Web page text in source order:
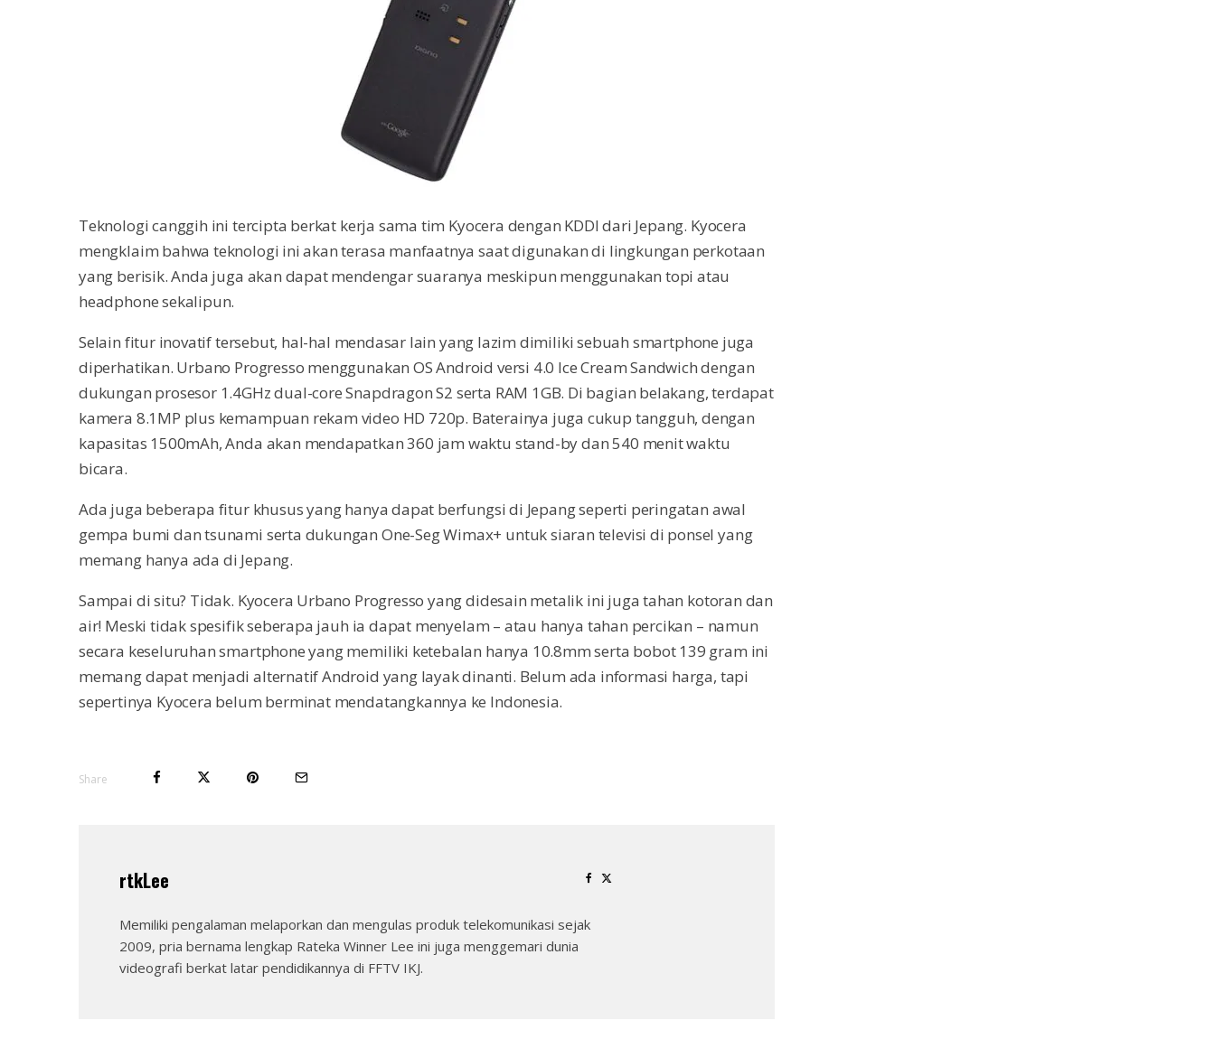
Teknologi canggih ini tercipta berkat kerja sama tim Kyocera dengan KDDI dari Jepang. Kyocera
mengklaim bahwa teknologi ini akan terasa manfaatnya saat digunakan di lingkungan perkotaan
yang berisik. Anda juga akan dapat mendengar suaranya meskipun menggunakan topi atau
headphone sekalipun.
Selain fitur inovatif tersebut, hal-hal mendasar lain yang lazim dimiliki sebuah smartphone juga
diperhatikan. Urbano Progresso menggunakan OS Android versi 4.0 Ice Cream Sandwich dengan
dukungan prosesor 1.4GHz dual-core Snapdragon S2 serta RAM 1GB. Di bagian belakang, terdapat
kamera 8.1MP plus kemampuan rekam video HD 720p. Baterainya juga cukup tangguh, dengan
kapasitas 1500mAh, Anda akan mendapatkan 360 jam waktu stand-by dan 540 menit waktu
bicara.
Ada juga beberapa fitur khusus yang hanya dapat berfungsi di Jepang seperti peringatan awal
gempa bumi dan tsunami serta dukungan One-Seg Wimax+ untuk siaran televisi di ponsel yang
memang hanya ada di Jepang.
Sampai di situ? Tidak. Kyocera Urbano Progresso yang didesain metalik ini juga tahan kotoran dan
air! Meski tidak spesifik seberapa jauh ia dapat menyelam – atau hanya tahan percikan – namun
secara keseluruhan smartphone yang memiliki ketebalan hanya 10.8mm serta bobot 139 gram ini
memang dapat menjadi alternatif Android yang layak dinanti. Belum ada informasi harga, tapi
sepertinya Kyocera belum berminat mendatangkannya ke Indonesia.
Share
rtkLee
Memiliki pengalaman melaporkan dan mengulas produk telekomunikasi sejak
2009, pria bernama lengkap Rateka Winner Lee ini juga menggemari dunia
videografi berkat latar pendidikannya di FFTV IKJ.